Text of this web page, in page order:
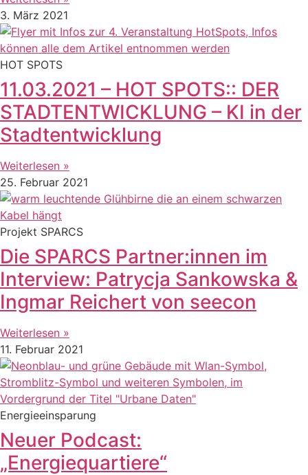
3. März 2021
HOT SPOTS
11.03.2021 – HOT SPOTS:: DER
STADTENTWICKLUNG – KI in der
Stadtentwicklung
Weiterlesen »
25. Februar 2021
Projekt SPARCS
Die SPARCS Partner:innen im
Interview: Patrycja Sankowska &
Ingmar Reichert von seecon
Weiterlesen »
11. Februar 2021
Energieeinsparung
Neuer Podcast:
„Energiequartiere“